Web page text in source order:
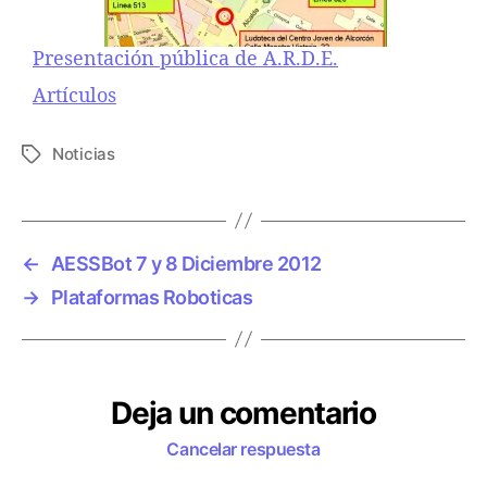
Presentación pública de A.R.D.E.
Respecto a
Artículos
E
q
e
t
s
Noticias
←
AESSBot 7 y 8 Diciembre 2012
→ Plataformas Roboticas
Deja un comentario
Cancelar respuesta